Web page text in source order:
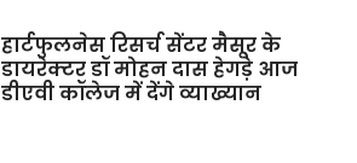
हार्टफुलनेस रिसर्च सेंटर मैसूर के
डायरेक्टर डॉ मोहन दास हेगड़े आज
डीएवी कॉलेज में देंगे व्याख्यान